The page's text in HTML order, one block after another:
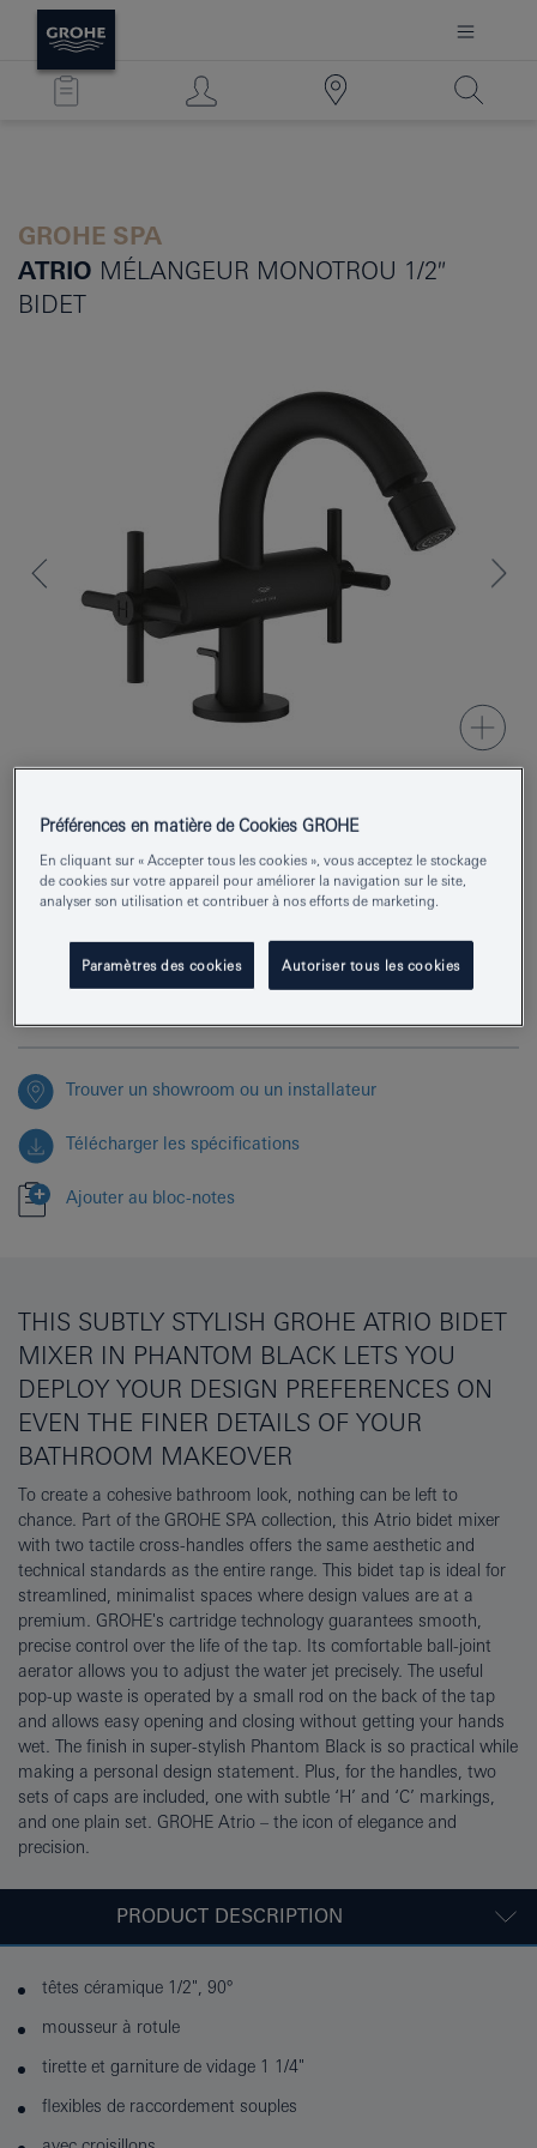
GROHE SPA
ATRIO MÉLANGEUR MONOTROU 1/2″
BIDET
EAN 4067393056737
Demander des renseignements
Trouver un showroom ou un installateur
Télécharger les spécifications
Ajouter au bloc-notes
THIS SUBTLY STYLISH GROHE ATRIO BIDET
MIXER IN PHANTOM BLACK LETS YOU
DEPLOY YOUR DESIGN PREFERENCES ON
EVEN THE FINER DETAILS OF YOUR
BATHROOM MAKEOVER
To create a cohesive bathroom look, nothing can be left to
chance. Part of the GROHE SPA collection, this Atrio bidet mixer
with two tactile cross-handles offers the same aesthetic and
technical standards as the entire range. This bidet tap is ideal for
streamlined, minimalist spaces where design values are at a
premium. GROHE's cartridge technology guarantees smooth,
precise control over the life of the tap. Its comfortable ball-joint
aerator allows you to adjust the water jet precisely. The useful
pop-up waste is operated by a small rod on the back of the tap
and allows easy opening and closing without getting your hands
wet. The finish in super-stylish Phantom Black is so practical while
making a personal design statement. Plus, for the handles, two
sets of caps are included, one with subtle ‘H’ and ‘C’ markings,
and one plain set. GROHE Atrio – the icon of elegance and
precision.
PRODUCT DESCRIPTION
têtes céramique 1/2", 90°
mousseur à rotule
tirette et garniture de vidage 1 1/4"
flexibles de raccordement souples
Préférences en matière de Cookies GROHE
En cliquant sur « Accepter tous les cookies », vous acceptez le stockage
de cookies sur votre appareil pour améliorer la navigation sur le site,
analyser son utilisation et contribuer à nos efforts de marketing.
Paramètres des cookies Autoriser tous les cookies